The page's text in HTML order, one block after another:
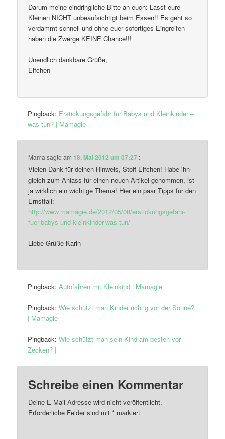
Darum meine eindringliche Bitte an euch: Lasst eure
Kleinen NICHT unbeaufsichtigt beim Essen!! Es geht so
verdammt schnell und ohne euer sofortiges Eingreifen
haben die Zwerge KEINE Chance!!!
Unendlich dankbare Grüße,
Elfchen
Pingback: Erstickungsgefahr für Babys und Kleinkinder –
was tun? | Mamagie
Mama sagte am 18. Mai 2012 um 07:27 :
Vielen Dank für deinen Hinweis, Stoff-Elfchen! Habe ihn
gleich zum Anlass für einen neuen Artikel genommen, ist
ja wirklich ein wichtige Thema! Hier ein paar Tipps für den
Ernstfall:
http://www.mamagie.de/2012/05/08/erstickungsgefahr-
fuer-babys-und-kleinkinder-was-tun/
Liebe Grüße Karin
Pingback:Autofahren mit Kleinkind | Mamagie
Pingback:Wie schützt man Kinder richtig vor der Sonne?
| Mamagie
Pingback:Wie schützt man sein Kind am besten vor
Zecken? |
Schreibe einen Kommentar
Deine E-Mail-Adresse wird nicht veröffentlicht.
Erforderliche Felder sind mit* markiert